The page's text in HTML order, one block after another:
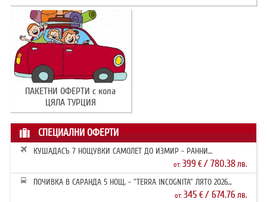
ПАКЕТНИ ОФЕРТИ с кола
ЦЯЛА ТУРЦИЯ
СПЕЦИАЛНИ ОФЕРТИ
КУШАДАСЪ 7 НОЩУВКИ САМОЛЕТ ДО ИЗМИР - РАННИ
от:399 €/ 780.38лв.
ПОЧИВКА В САРАНДА 5 НОЩ. - "TERRA INCOGNITA" ЛЯТО 2026
от:345 €/ 674.76лв.